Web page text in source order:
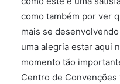
como também por ver
mais se
uma alegria estar aqui
momento tão
Centro de